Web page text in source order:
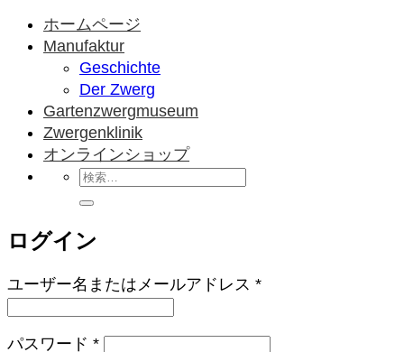
ホームページ
Manufaktur
Geschichte
Der Zwerg
Gartenzwergmuseum
Zwergenklinik
オンラインショップ
検
索
象:
ログイン
ユーザー名またはメールアドレス *必
パスワード *必